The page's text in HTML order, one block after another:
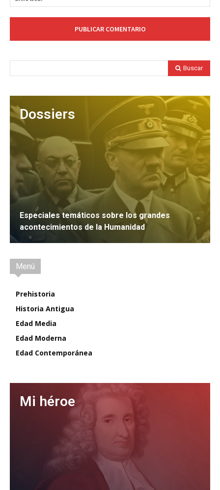
Buscar
Dossiers
Especiales temáticos sobre los grandes
acontecimientos de la Humanidad
IR
Menú
Prehistoria
Historia Antigua
Edad Media
Edad Moderna
Edad Contemporánea
Mi héroe